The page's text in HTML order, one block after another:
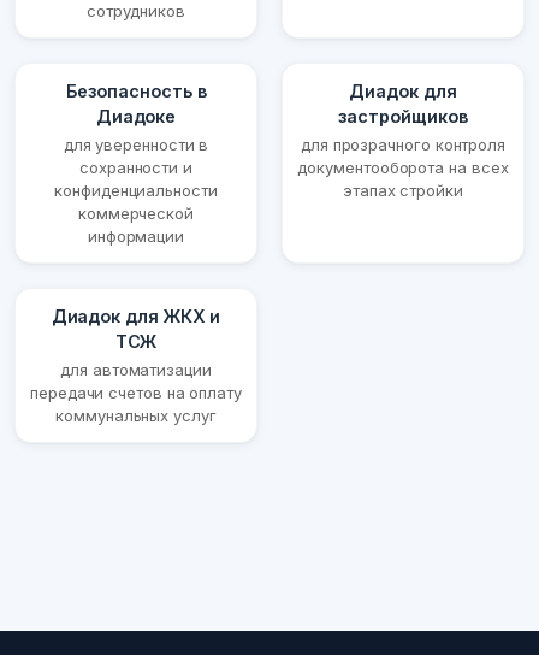
сотрудников
Безопасность в
Диадоке
для уверенности в
сохранности и
конфиденциальности
коммерческой
информации
Диадок для
застройщиков
для прозрачного контроля
документооборота на всех
этапах стройки
Диадок для ЖКХ и
ТСЖ
для автоматизации
передачи счетов на оплату
коммунальных услуг